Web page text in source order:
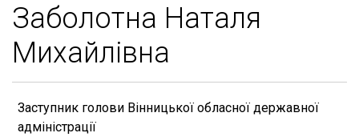
Заболотна Наталя
Михайлівна
Заступник голови Вінницької обласної державної
адміністрації